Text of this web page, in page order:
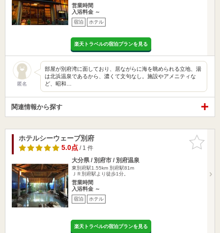
営業時間
入浴料金 ～
宿泊 ホテル
楽天トラベルの宿泊プランを見る
匿名
部屋が別府湾に面しており、居ながらに海を眺められる立地、湯
は北浜温泉であるから、濃くて文句なし。施設やアメニティな
ど、昭和…
関連情報から探す
お気に入
りに追加
ホテルシーウェーブ別府
5.0点/ 1 件
大分県 / 別府市 / 別府温泉
東別府駅1.55km 別府駅81m
ＪＲ別府駅より徒歩1分。
営業時間
入浴料金 ～
宿泊 ホテル
楽天トラベルの宿泊プランを見る